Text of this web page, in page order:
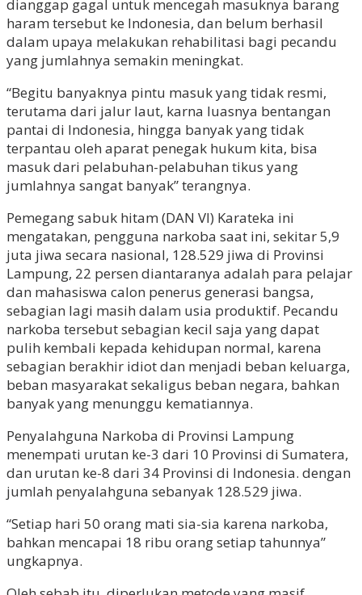
dianggap gagal untuk mencegah masuknya barang
haram tersebut ke Indonesia, dan belum berhasil
dalam upaya melakukan rehabilitasi bagi pecandu
yang jumlahnya semakin meningkat.
“Begitu banyaknya pintu masuk yang tidak resmi,
terutama dari jalur laut, karna luasnya bentangan
pantai di Indonesia, hingga banyak yang tidak
terpantau oleh aparat penegak hukum kita, bisa
masuk dari pelabuhan-pelabuhan tikus yang
jumlahnya sangat banyak” terangnya.
Pemegang sabuk hitam (DAN VI) Karateka ini
mengatakan, pengguna narkoba saat ini, sekitar 5,9
juta jiwa secara nasional, 128.529 jiwa di Provinsi
Lampung, 22 persen diantaranya adalah para pelajar
dan mahasiswa calon penerus generasi bangsa,
sebagian lagi masih dalam usia produktif. Pecandu
narkoba tersebut sebagian kecil saja yang dapat
pulih kembali kepada kehidupan normal, karena
sebagian berakhir idiot dan menjadi beban keluarga,
beban masyarakat sekaligus beban negara, bahkan
banyak yang menunggu kematiannya.
Penyalahguna Narkoba di Provinsi Lampung
menempati urutan ke-3 dari 10 Provinsi di Sumatera,
dan urutan ke-8 dari 34 Provinsi di Indonesia. dengan
jumlah penyalahguna sebanyak 128.529 jiwa.
“Setiap hari 50 orang mati sia-sia karena narkoba,
bahkan mencapai 18 ribu orang setiap tahunnya”
ungkapnya.